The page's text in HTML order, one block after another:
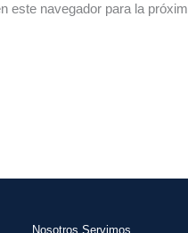
este navegador para la
Nosotros Servimos